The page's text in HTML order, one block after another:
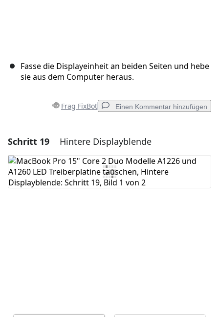
Fasse die Displayeinheit an beiden Seiten und hebe
sie aus dem Computer heraus.
Frag FixBot Einen Kommentar hinzufügen
Einen Kommentar hinzufügen
Kommentar hinzufügen
Schritt 19 Hintere Displayblende